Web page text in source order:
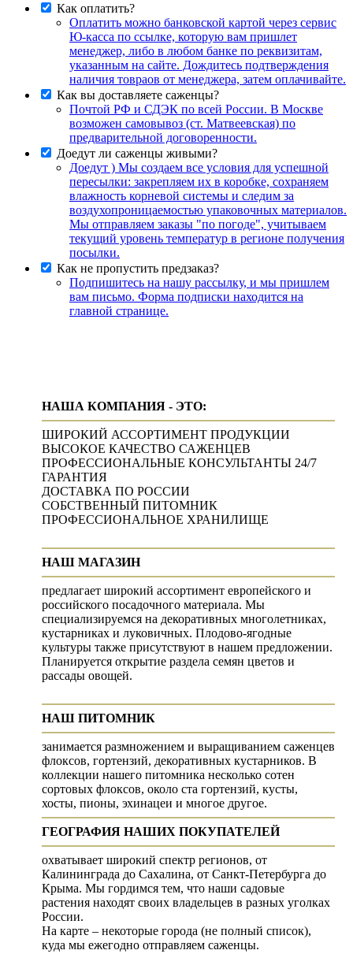
Как оплатить?
Оплатить можно банковской картой через сервис
Ю-касса по ссылке, которую вам пришлет
менеджер, либо в любом банке по реквизитам,
указанным на сайте. Дождитесь подтверждения
наличия товраов от менеджера, затем оплачивайте.
Как вы доставляете саженцы?
Почтой РФ и СДЭК по всей России. В Москве
возможен самовывоз (ст. Матвеевская) по
предварительной договоренности.
Доедут ли саженцы живыми?
Доедут ) Мы создаем все условия для успешной
пересылки: закрепляем их в коробке, сохраняем
влажность корневой системы и следим за
воздухопроницаемостью упаковочных материалов.
Мы отправляем заказы "по погоде", учитываем
текущий уровень температур в регионе получения
посылки.
Как не пропустить предзаказ?
Подпишитесь на нашу рассылку, и мы пришлем
вам письмо. Форма подписки находится на
главной странице.
НАША КОМПАНИЯ - ЭТО:
ШИРОКИЙ АССОРТИМЕНТ ПРОДУКЦИИ
ВЫСОКОЕ КАЧЕСТВО САЖЕНЦЕВ
ПРОФЕССИОНАЛЬНЫЕ КОНСУЛЬТАНТЫ 24/7
ГАРАНТИЯ
ДОСТАВКА ПО РОССИИ
СОБСТВЕННЫЙ ПИТОМНИК
ПРОФЕССИОНАЛЬНОЕ ХРАНИЛИЩЕ
НАШ МАГАЗИН
предлагает широкий ассортимент европейского и
российского посадочного материала. Мы
специализируемся на декоративных многолетниках,
кустарниках и луковичных. Плодово-ягодные
культуры также присутствуют в нашем предложении.
Планируется открытие раздела семян цветов и
рассады овощей.
НАШ ПИТОМНИК
занимается размножением и выращиванием саженцев
флоксов, гортензий, декоративных кустарников. В
коллекции нашего питомника несколько сотен
сортовых флоксов, около ста гортензий, кусты,
хосты, пионы, эхинацеи и многое другое.
ГЕОГРАФИЯ НАШИХ ПОКУПАТЕЛЕЙ
охватывает широкий спектр регионов, от
Калининграда до Сахалина, от Санкт-Петербурга до
Крыма. Мы гордимся тем, что наши садовые
растения находят своих владельцев в разных уголках
России.
На карте – некоторые города (не полный список),
куда мы ежегодно отправляем саженцы.